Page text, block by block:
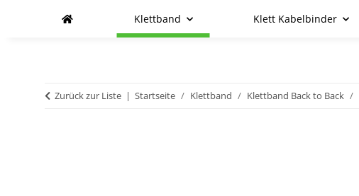
Klettband Klett Kabelbinder
Zurück zur Liste Startseite Klettband Klettband Back to Back